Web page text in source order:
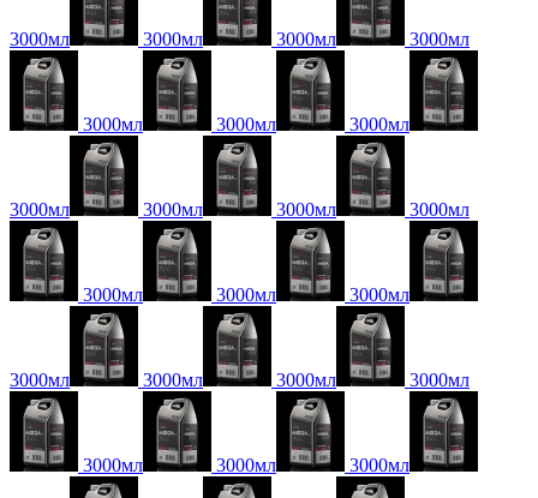
3000мл 3000мл 3000мл 3000мл
3000мл 3000мл 3000мл
3000мл 3000мл 3000мл 3000мл
3000мл 3000мл 3000мл
3000мл 3000мл 3000мл 3000мл
3000мл 3000мл 3000мл